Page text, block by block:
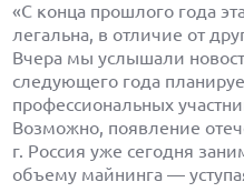
«С конца прошлого года
легальна, в отличие от
Вчера мы услышали
следующего года
профессиональных
Возможно, появление
г. Россия уже сегодня
объему майнинга —